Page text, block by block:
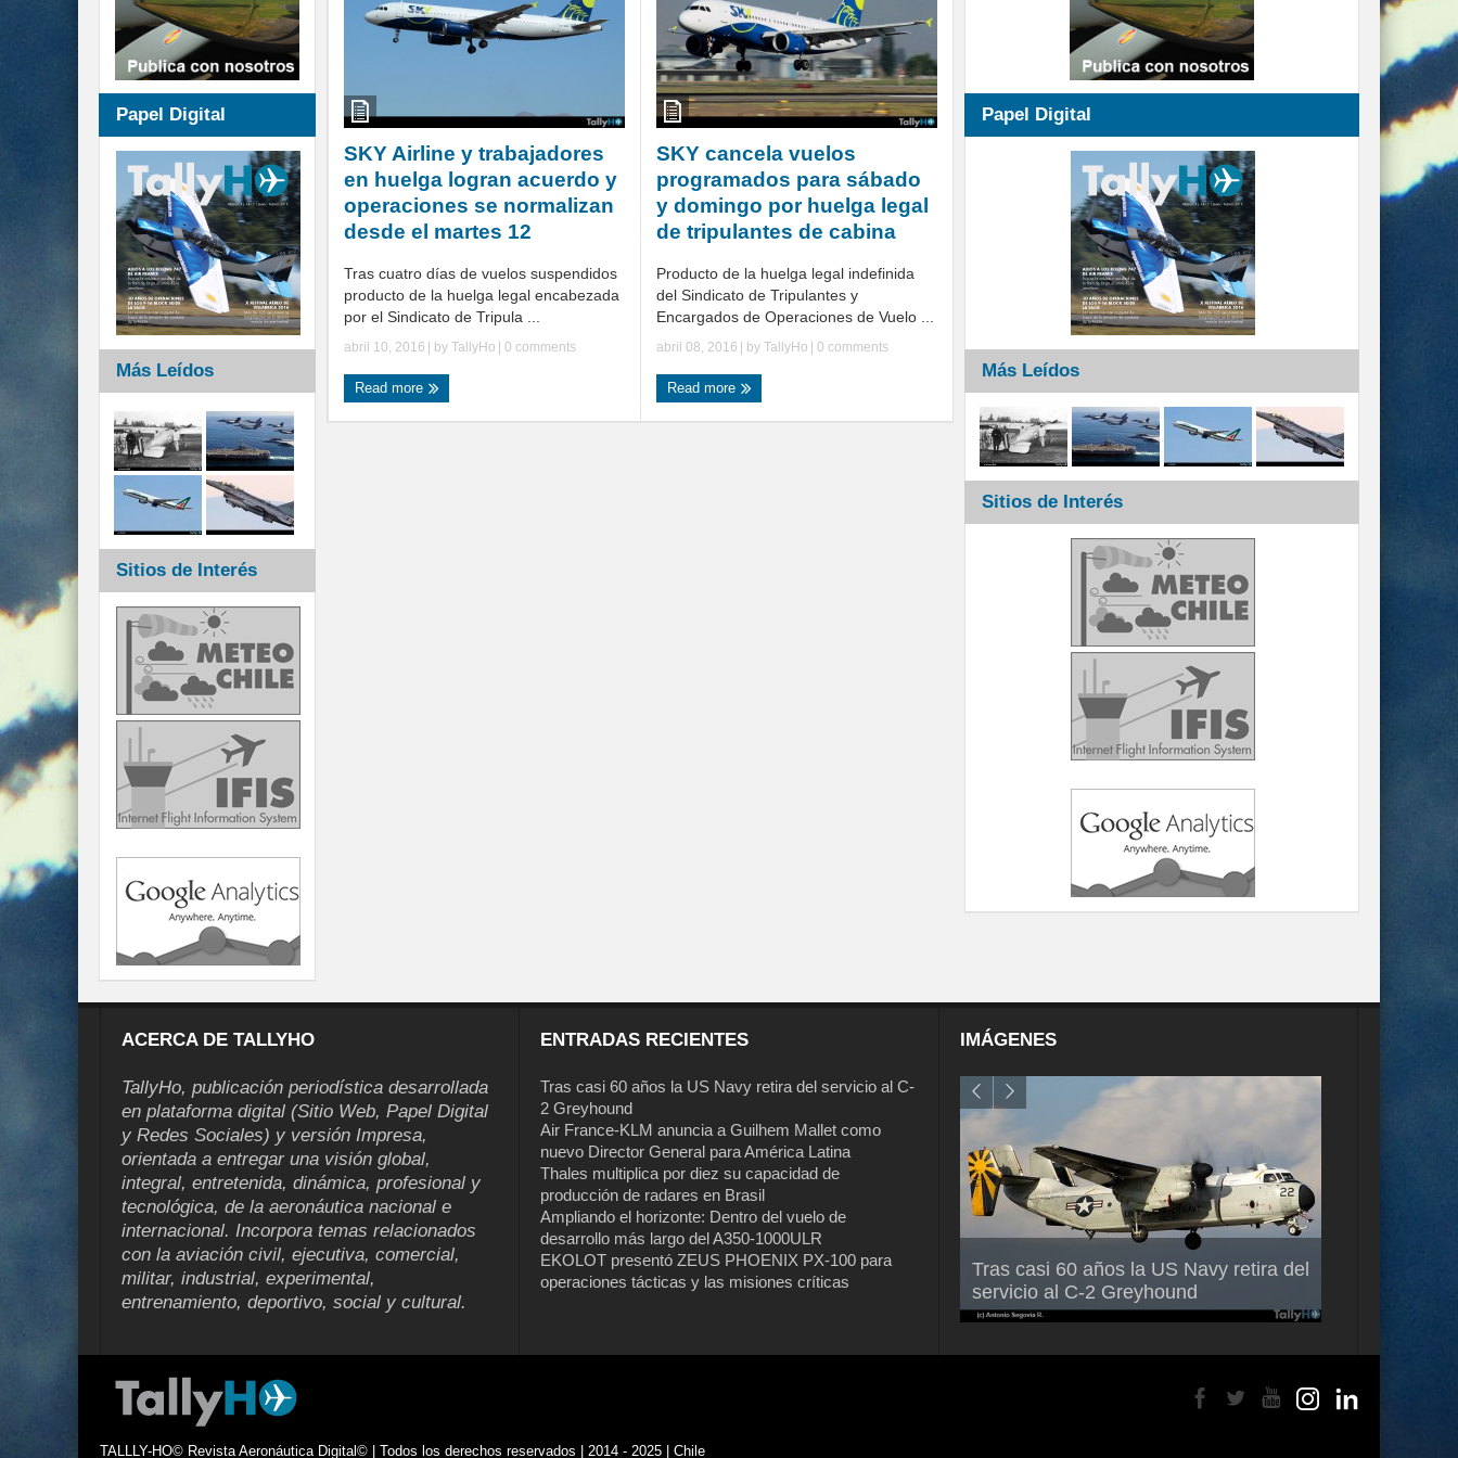
SKY Airline y trabajadores
en huelga logran acuerdo y
operaciones se normalizan
desde el martes 12
Tras cuatro días de vuelos suspendidos
producto de la huelga legal encabezada
por el Sindicato de Tripula ...
abril 10, 2016 | by TallyHo 0 comments
Read more
SKY cancela vuelos
programados para sábado
y domingo por huelga legal
de tripulantes de cabina
Producto de la huelga legal indefinida
del Sindicato de Tripulantes y
Encargados de Operaciones de Vuelo ...
abril 08, 2016 | by TallyHo 0 comments
Read more
Papel Digital
Más Leídos
Sitios de Interés
Papel Digital
Más Leídos
Sitios de Interés
ACERCA DE TALLYHO
TallyHo, publicación periodística desarrollada
en plataforma digital (Sitio Web, Papel Digital
y Redes Sociales) y versión Impresa,
orientada a entregar una visión global,
integral, entretenida, dinámica, profesional y
tecnológica, de la aeronáutica nacional e
internacional. Incorpora temas relacionados
con la aviación civil, ejecutiva, comercial,
militar, industrial, experimental,
entrenamiento, deportivo, social y cultural.
ENTRADAS RECIENTES
Tras casi 60 años la US Navy retira del servicio al C-
2 Greyhound
Air France-KLM anuncia a Guilhem Mallet como
nuevo Director General para América Latina
Thales multiplica por diez su capacidad de
producción de radares en Brasil
Ampliando el horizonte: Dentro del vuelo de
desarrollo más largo del A350-1000ULR
EKOLOT presentó ZEUS PHOENIX PX-100 para
operaciones tácticas y las misiones críticas
IMÁGENES
Tras casi 60 años la US Navy retira del
servicio al C-2 Greyhound
Air France-KLM anuncia a Guilhem
Mallet como nuevo Director General
para América Latina
TALLLY-HO© Revista Aeronáutica Digital© | Todos los derechos reservados | 2014 - 2025 | Chile